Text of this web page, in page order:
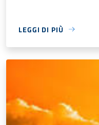
LEGGI DI PIÙ